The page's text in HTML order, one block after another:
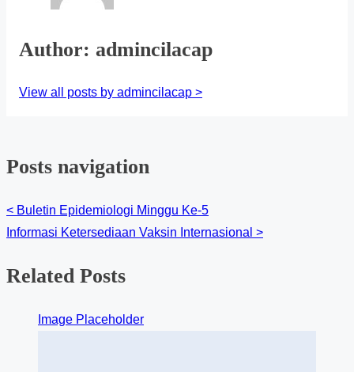
Author: admincilacap
View all posts by admincilacap >
Posts navigation
< Buletin Epidemiologi Minggu Ke-5
Informasi Ketersediaan Vaksin Internasional >
Related Posts
Image Placeholder